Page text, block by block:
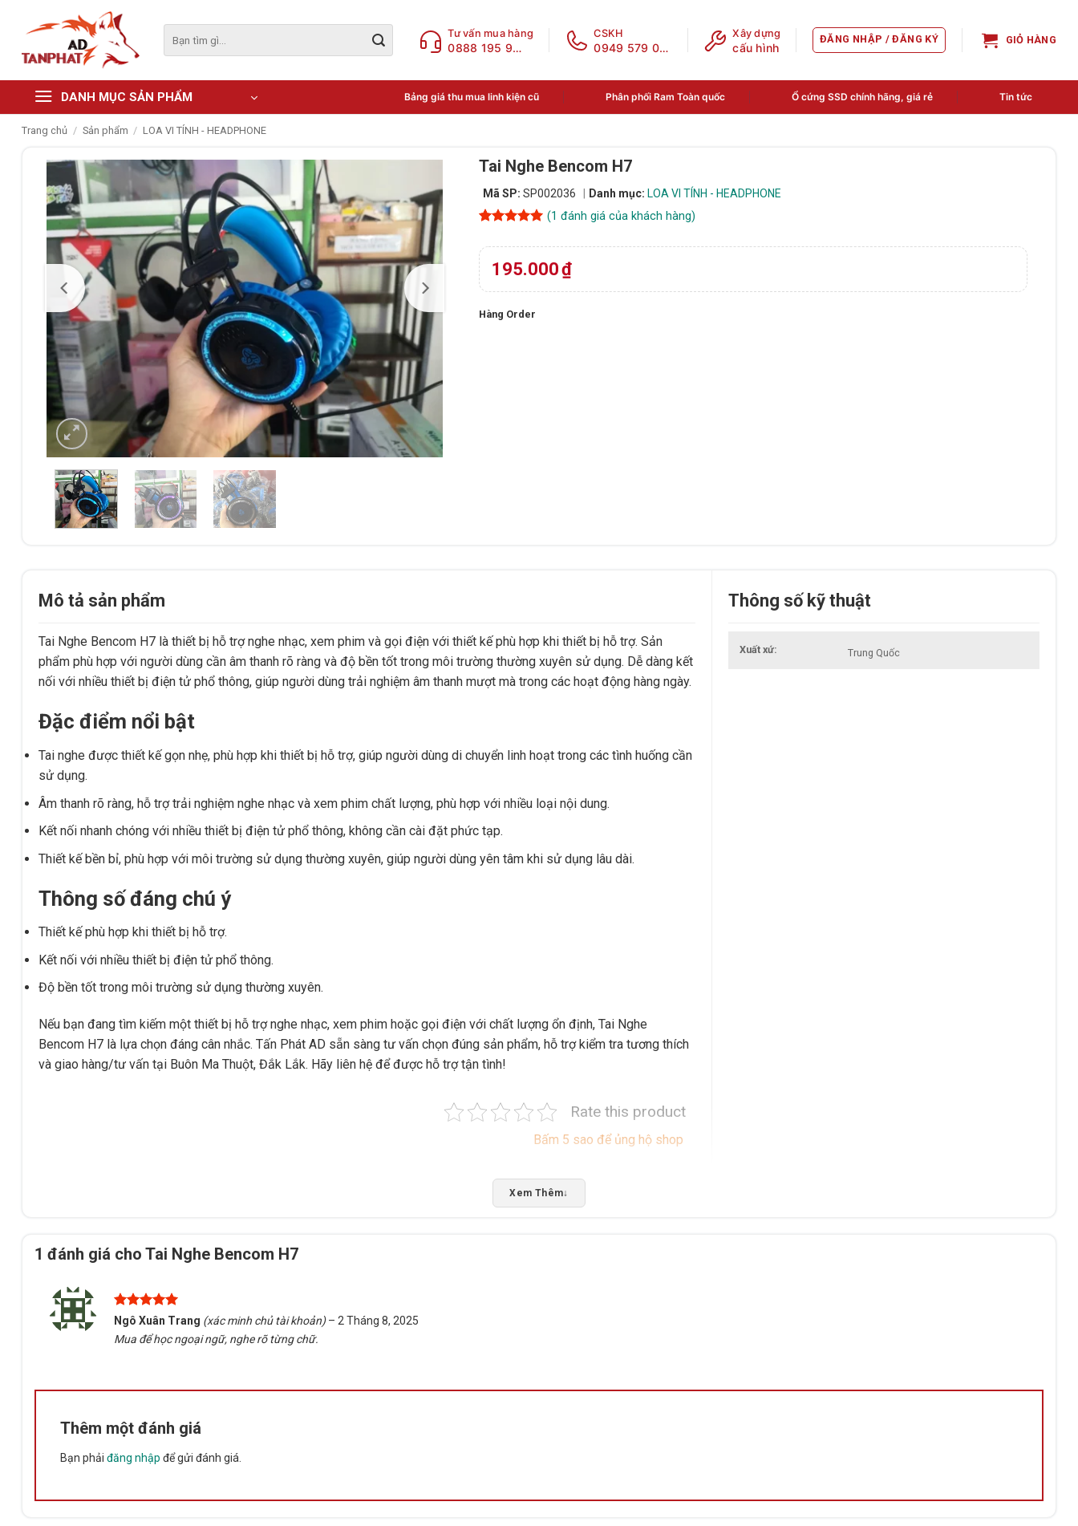
content
kiếm:
Tư vấn mua hàng
0888 195 969
CSKH
0949 579 078
Xây dựng
cấu hình
ĐĂNG NHẬP / ĐĂNG KÝ GIỎ HÀNG
DANH MỤC SẢN PHẨM Bảng giá thu mua linh kiện cũ Phân phối Ram Toàn quốc Ổ cứng SSD chính hãng, giá rẻ Tin tức
Trang chủ / Sản phẩm / LOA VI TÍNH - HEADPHONE
Tai Nghe Bencom H7
Mã SP: SP002036 Danh mục: LOA VI TÍNH - HEADPHONE
dựa trên
đánh giá
(1 đánh giá của khách hàng)
195.000₫
Hàng Order
Mô tả sản phẩm
Tai Nghe Bencom H7 là thiết bị hỗ trợ nghe nhạc, xem phim và gọi điện với thiết kế phù hợp khi thiết bị hỗ trợ. Sản
phẩm phù hợp với người dùng cần âm thanh rõ ràng và độ bền tốt trong môi trường thường xuyên sử dụng. Dễ dàng kết
nối với nhiều thiết bị điện tử phổ thông, giúp người dùng trải nghiệm âm thanh mượt mà trong các hoạt động hàng ngày.
Đặc điểm nổi bật
Tai nghe được thiết kế gọn nhẹ, phù hợp khi thiết bị hỗ trợ, giúp người dùng di chuyển linh hoạt trong các tình huống cần
sử dụng.
Âm thanh rõ ràng, hỗ trợ trải nghiệm nghe nhạc và xem phim chất lượng, phù hợp với nhiều loại nội dung.
Kết nối nhanh chóng với nhiều thiết bị điện tử phổ thông, không cần cài đặt phức tạp.
Thiết kế bền bỉ, phù hợp với môi trường sử dụng thường xuyên, giúp người dùng yên tâm khi sử dụng lâu dài.
Thông số đáng chú ý
Thiết kế phù hợp khi thiết bị hỗ trợ.
Kết nối với nhiều thiết bị điện tử phổ thông.
Độ bền tốt trong môi trường sử dụng thường xuyên.
Nếu bạn đang tìm kiếm một thiết bị hỗ trợ nghe nhạc, xem phim hoặc gọi điện với chất lượng ổn định, Tai Nghe
Bencom H7 là lựa chọn đáng cân nhắc. Tấn Phát AD sẵn sàng tư vấn chọn đúng sản phẩm, hỗ trợ kiểm tra tương thích
và giao hàng/tư vấn tại Buôn Ma Thuột, Đắk Lắk. Hãy liên hệ để được hỗ trợ tận tình!
Rate this product
Bấm 5 sao để ủng hộ shop
Thông số kỹ thuật
Xuất xứ Trung Quốc
Xem Thêm↓
1 đánh giá cho Tai Nghe Bencom H7
Được xếp
hạng55
sao
Ngô Xuân Trang (xác minh chủ tài khoản) – 2 Tháng 8, 2025
Mua để học ngoại ngữ, nghe rõ từng chữ.
Thêm một đánh giá
Bạn phải đăng nhập để gửi đánh giá.